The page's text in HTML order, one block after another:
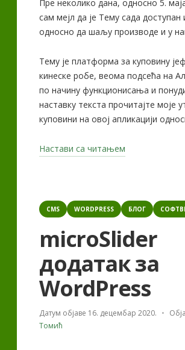
Пре неколико дана, односно 5.
сам мејл да је Тему сада доступан
односно да шаљу производе и у
Тему је платформа за куповину
кинеске робе, веома подсећа на
по начину функционисања и
наставку текста прочитајте моје
куповини на овој апликацији
Настави са читањем
Србији“
Categories
CMS WORDPRESS БЛОГ
microSlider
додатак за
WordPress
Датум објаве 16. децембар 2020.
Томић